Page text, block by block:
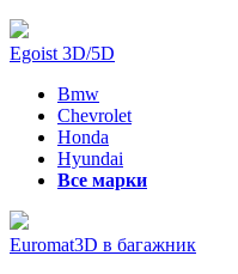
Egoist 3D/5D
Bmw
Chevrolet
Honda
Hyundai
Все марки
Euromat3D в багажник